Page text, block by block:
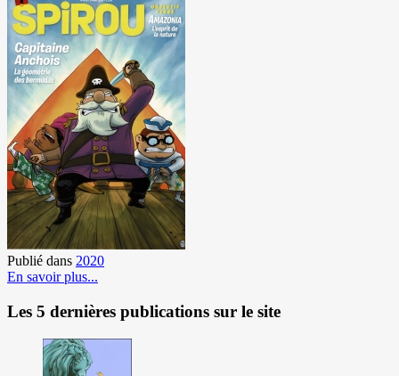
Publié dans 2020
En savoir plus...
Les 5 dernières publications sur le site